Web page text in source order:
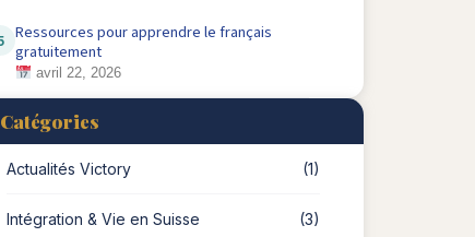
Ressources pour apprendre le français
gratuitement
avril 22, 2026
Catégories
Actualités Victory (1)
Intégration & Vie en Suisse (3)